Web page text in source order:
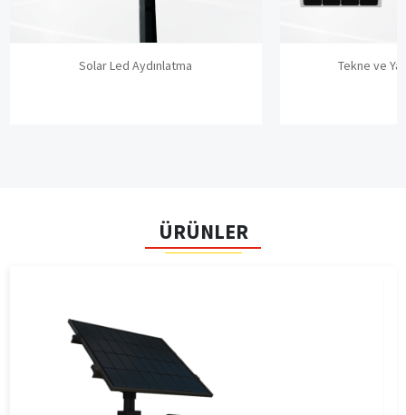
Solar Led Aydınlatma Tekne ve
ÜRÜNLER